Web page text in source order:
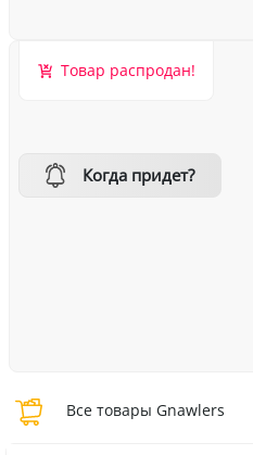
Товар распродан!
Когда придет?
Все товары Gnawlers